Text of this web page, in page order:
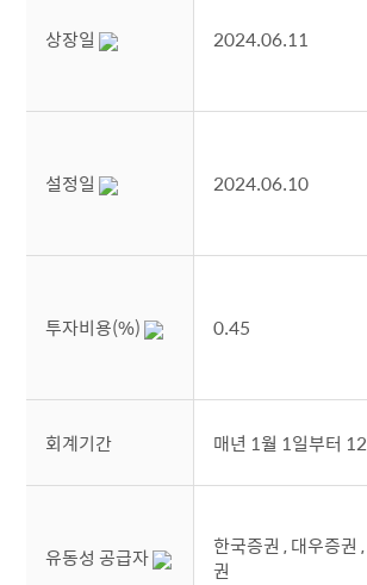
상장일 2024.06.11
설정일 2024.06.10
투자비용(%) 0.45
회계기간 매년 1월 1일부터
유동성 공급자
한국증권 , 대우증권
권